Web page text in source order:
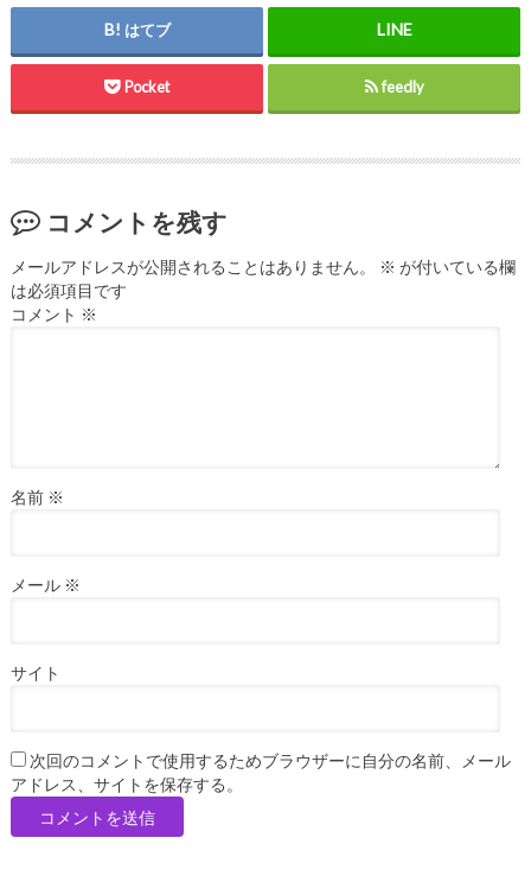
はてブ
Pocket feedly
コメントを残す
メールアドレスが公開されることはありません。 ※ が付いている欄
は必須項目です
コメント ※
名前 ※
メール ※
サイト
次回のコメントで使用するためブラウザーに自分の名前、メール
アドレス、サイトを保存する。